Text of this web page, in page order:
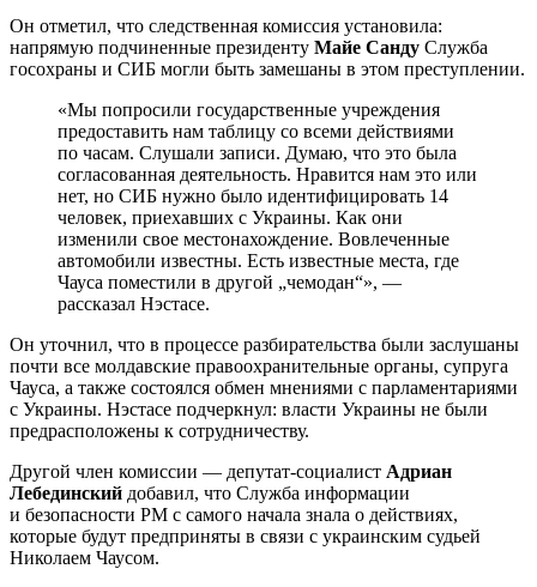
Он отметил, что следственная комиссия установила:
напрямую подчиненные президенту Майе Санду Служба
госохраны и СИБ могли быть замешаны в этом преступлении.
«Мы попросили государственные учреждения
предоставить нам таблицу со всеми действиями
по часам. Слушали записи. Думаю, что это была
согласованная деятельность. Нравится нам это или
нет, но СИБ нужно было идентифицировать 14
человек, приехавших с Украины. Как они
изменили свое местонахождение. Вовлеченные
автомобили известны. Есть известные места, где
Чауса поместили в другой „чемодан“», —
рассказал Нэстасе.
Он уточнил, что в процессе разбирательства были заслушаны
почти все молдавские правоохранительные органы, супруга
Чауса, а также состоялся обмен мнениями с парламентариями
с Украины. Нэстасе подчеркнул: власти Украины не были
предрасположены к сотрудничеству.
Другой член комиссии — депутат-социалист Адриан
Лебединский добавил, что Служба информации
и безопасности РМ с самого начала знала о действиях,
которые будут предприняты в связи с украинским судьей
Николаем Чаусом.